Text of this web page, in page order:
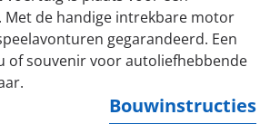
Met de handige intrekbare motor
gegarandeerd. Een
of souvenir voor autoliefhebbende
Bouwinstructies